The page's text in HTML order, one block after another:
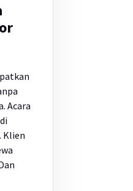
Acara
Klien